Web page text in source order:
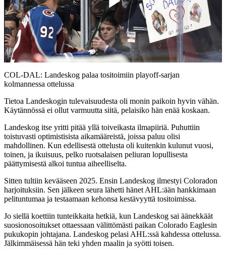
Play
Video
COL-DAL: Landeskog palaa tositoimiin playoff-sarjan
kolmannessa ottelussa
Tietoa Landeskogin tulevaisuudesta oli monin paikoin hyvin vähän.
Käytännössä ei ollut varmuutta siitä, pelaisiko hän enää koskaan.
Landeskog itse yritti pitää yllä toiveikasta ilmapiiriä. Puhuttiin
toistuvasti optimistisista aikamääreistä, joissa paluu olisi
mahdollinen. Kun edellisestä ottelusta oli kuitenkin kulunut vuosi,
toinen, ja ikuisuus, pelko ruotsalaisen peliuran lopullisesta
päättymisestä alkoi tuntua aiheelliselta.
Sitten tultiin kevääseen 2025. Ensin Landeskog ilmestyi Coloradon
harjoituksiin. Sen jälkeen seura lähetti hänet AHL:ään hankkimaan
pelituntumaa ja testaamaan kehonsa kestävyyttä tositoimissa.
Jo siellä koettiin tunteikkaita hetkiä, kun Landeskog sai äänekkäät
suosionosoitukset ottaessaan välittömästi paikan Colorado Eaglesin
pukukopin johtajana. Landeskog pelasi AHL:ssä kahdessa ottelussa.
Jälkimmäisessä hän teki yhden maalin ja syötti toisen.